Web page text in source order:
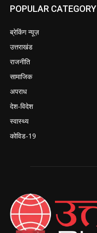
POPULAR CATEGORY
ब्रेकिंग न्यूज़
उत्तराखंड
राजनीति
सामाजिक
अपराध
देश-विदेश
स्वास्थ्य
कोविड-19